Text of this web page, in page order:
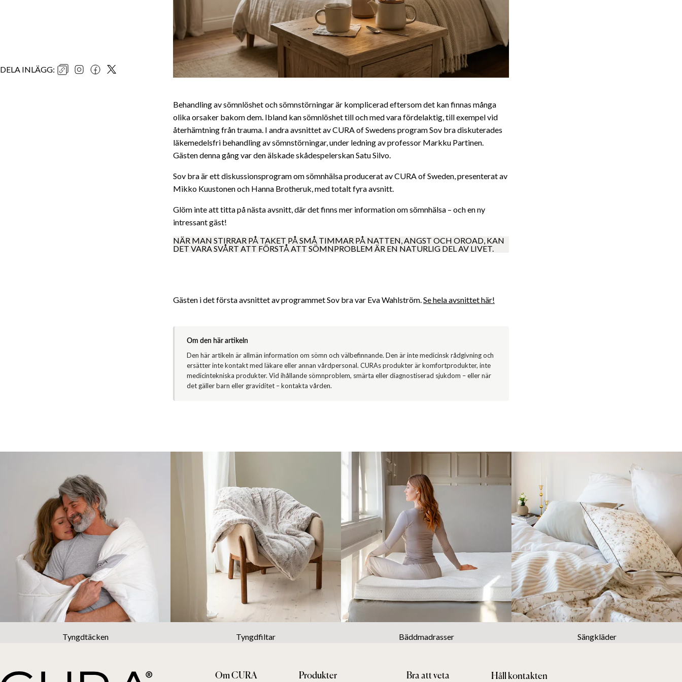
DELA INLÄGG:
Behandling av sömnlöshet och sömnstörningar är komplicerad eftersom det kan finnas många
olika orsaker bakom dem. Ibland kan sömnlöshet till och med vara fördelaktig, till exempel vid
återhämtning från trauma. I andra avsnittet av CURA of Swedens program Sov bra diskuterades
läkemedelsfri behandling av sömnstörningar, under ledning av professor Markku Partinen.
Gästen denna gång var den älskade skådespelerskan Satu Silvo.
Sov bra är ett diskussionsprogram om sömnhälsa producerat av CURA of Sweden, presenterat av
Mikko Kuustonen och Hanna Brotheruk, med totalt fyra avsnitt.
Glöm inte att titta på nästa avsnitt, där det finns mer information om sömnhälsa – och en ny
intressant gäst!
NÄR MAN STIRRAR PÅ TAKET PÅ SMÅ TIMMAR PÅ NATTEN, ANGST OCH OROAD, KAN
DET VARA SVÅRT ATT FÖRSTÅ ATT SÖMNPROBLEM ÄR EN NATURLIG DEL AV LIVET.
Gästen i det första avsnittet av programmet Sov bra var Eva Wahlström. Se hela avsnittet här!
Om den här artikeln
Den här artikeln är allmän information om sömn och välbefinnande. Den är inte medicinsk rådgivning och
ersätter inte kontakt med läkare eller annan vårdpersonal. CURAs produkter är komfortprodukter, inte
medicintekniska produkter. Vid ihållande sömnproblem, smärta eller diagnostiserad sjukdom – eller när
det gäller barn eller graviditet – kontakta vården.
Tyngdtäcken Tyngdfiltar Bäddmadrasser Sängkläder
Om CURA Produkter Bra att veta Håll kontakten